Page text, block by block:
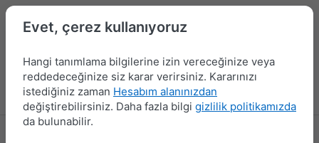
Menü Giriş yap Karşılaştırma Favori Listesi
Evet, çerez kullanıyoruz
Hangi tanımlama bilgilerine izin vereceğinize veya
reddedeceğinize siz karar verirsiniz. Kararınızı
istediğiniz zaman Hesabım alanınızdan
değiştirebilirsiniz. Daha fazla bilgi gizlilik politikamızda
da bulunabilir.